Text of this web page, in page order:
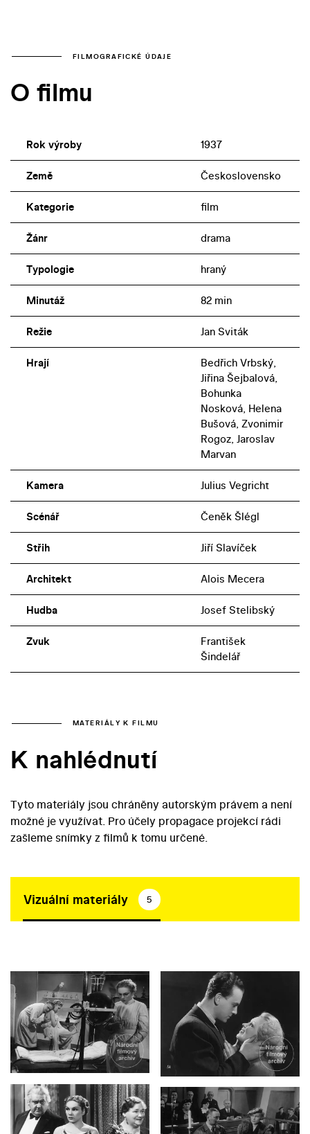
FILMOGRAFICKÉ ÚDAJE
O filmu
Rok výroby 1937
Země Československo
Kategorie film
Žánr drama
Typologie hraný
Minutáž 82 min
Režie Jan Sviták
Hrají
Bedřich Vrbský,
Jiřina Šejbalová,
Bohunka
Nosková, Helena
Bušová, Zvonimir
Rogoz, Jaroslav
Marvan
Kamera Julius Vegricht
Scénář Čeněk Šlégl
Střih Jiří Slavíček
Architekt Alois Mecera
Hudba Josef Stelibský
Zvuk
František
Šindelář
MATERIÁLY K FILMU
K nahlédnutí
Tyto materiály jsou chráněny autorským právem a není
možné je využívat. Pro účely propagace projekcí rádi
zašleme snímky z filmů k tomu určené.
Vizuální materiály 5